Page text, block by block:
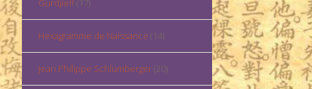
Hexagramme de Naissance (14)
Jean Philippe Schlumberger(20)